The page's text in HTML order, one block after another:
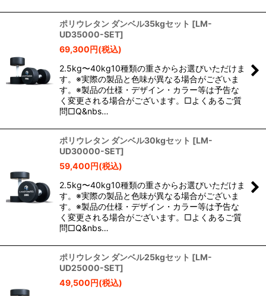
ポリウレタン ダンベル35kgセット [LM-
UD35000-SET]
69,300円(税込)
2.5kg〜40kg10種類の重さからお選びいただけま
す。※実際の製品と色味が異なる場合がございま
す。※製品の仕様・デザイン・カラー等は予告な
く変更される場合がございます。□よくあるご質
問□Q&nbs…
ポリウレタン ダンベル30kgセット [LM-
UD30000-SET]
59,400円(税込)
2.5kg〜40kg10種類の重さからお選びいただけま
す。※実際の製品と色味が異なる場合がございま
す。※製品の仕様・デザイン・カラー等は予告な
く変更される場合がございます。□よくあるご質
問□Q&nbs…
ポリウレタン ダンベル25kgセット [LM-
UD25000-SET]
49,500円(税込)